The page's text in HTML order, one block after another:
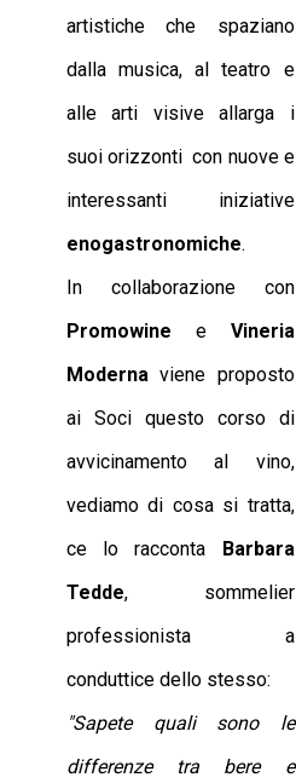
artistiche che spaziano
dalla musica, al teatro e
alle arti visive allarga i
suoi orizzonti con nuove e
interessanti iniziative
enogastronomiche.
In collaborazione con
Promowine e Vineria
Moderna viene proposto
ai Soci questo corso di
avvicinamento al vino,
vediamo di cosa si tratta,
ce lo racconta Barbara
Tedde, sommelier
professionista a
conduttice dello stesso:
"Sapete quali sono le
differenze tra bere e